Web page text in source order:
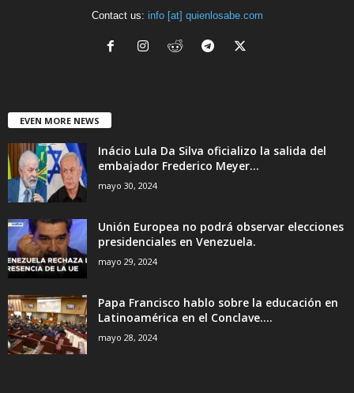
Contact us: info [at] quienlosabe.com
EVEN MORE NEWS
Inácio Lula Da Silva oficializo la salida del
embajador Frederico Meyer...
mayo 30, 2024
Unión Europea no podrá observar elecciones
presidenciales en Venezuela.
mayo 29, 2024
Papa Francisco hablo sobre la educación en
Latinoamérica en el Conclave....
mayo 28, 2024